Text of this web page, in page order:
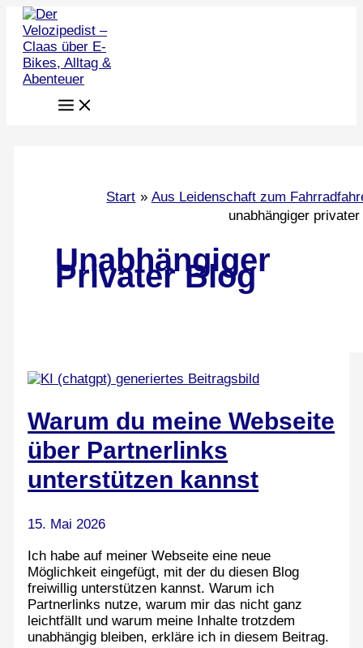
Zum
Inhalt
springen
Start
Aus Leidenschaft zum
unabhängiger privater
Unabhängiger
Privater Blog
Warum du meine Webseite
über Partnerlinks
unterstützen kannst
15. Mai 2026
Ich habe auf meiner Webseite eine neue
Möglichkeit eingefügt, mit der du diesen Blog
freiwillig unterstützen kannst. Warum ich
Partnerlinks nutze, warum mir das nicht ganz
leichtfällt und warum meine Inhalte trotzdem
unabhängig bleiben, erkläre ich in diesem Beitrag.